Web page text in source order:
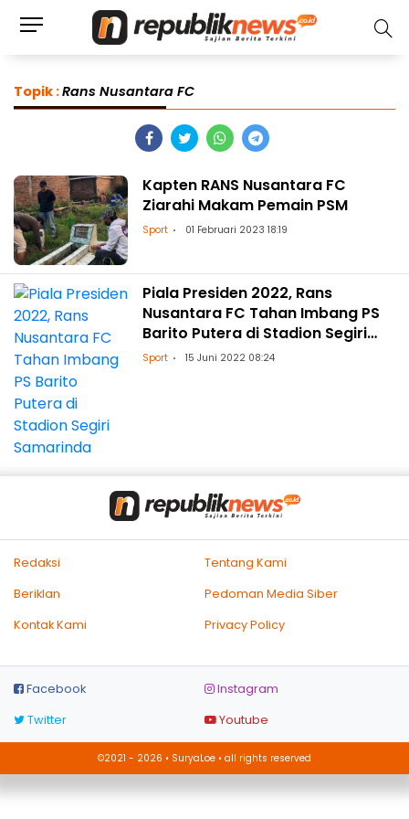
Topik :Rans Nusantara FC
Kapten RANS Nusantara FC
Ziarahi Makam Pemain PSM
Sport 01 Februari 2023 18:19
Piala Presiden 2022, Rans
Nusantara FC Tahan Imbang PS
Barito Putera di Stadion Segiri
Samarinda
Sport 15 Juni 2022 08:24
Redaksi
Tentang Kami
Beriklan
Pedoman Media Siber
Kontak Kami
Privacy Policy
Facebook
Instagram
Twitter
Youtube
©2021 - 2026 • SuryaLoe • all rights reserved